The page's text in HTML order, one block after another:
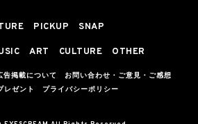
PICKUP SNAP
ART CULTURE OTHER
告掲載について
お問い合わせ・ご意見・ご感想
レゼント
プライバシーポリシー